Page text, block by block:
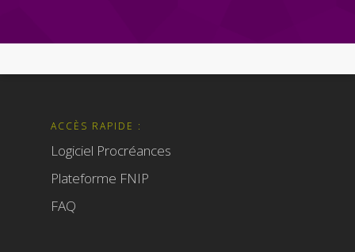
ACCÈS RAPIDE :
Logiciel Procréances
Plateforme FNIP
FAQ